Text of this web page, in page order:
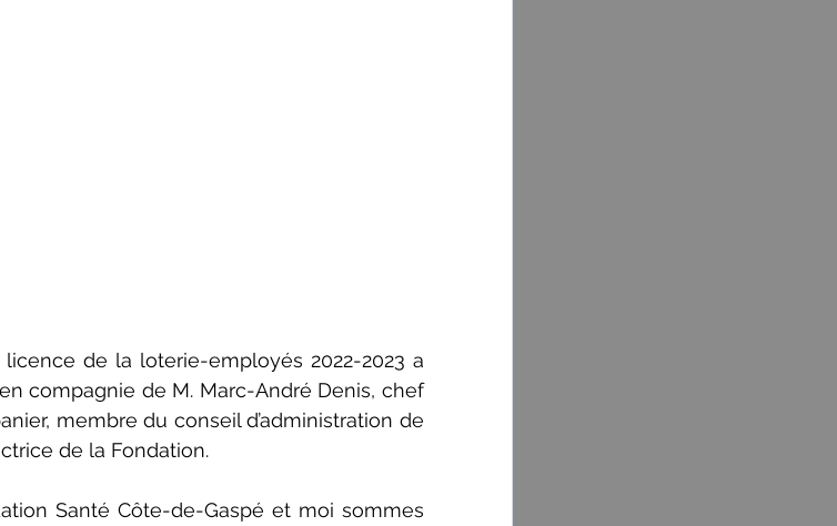
de la loterie-employés 2022-2023 a
compagnie de M. Marc-André Denis, chef
membre du conseil d’administration de
de la Fondation.
Santé Côte-de-Gaspé et moi sommes